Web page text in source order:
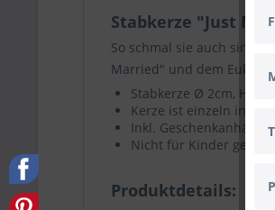
Stabkerze "Just
So schmal sie auch sind,
Married" und dem
Stabkerze Ø 2cm, Höhe
Kerze ist einzeln in
Inkl.
Nicht für Kinder
Produktdetails